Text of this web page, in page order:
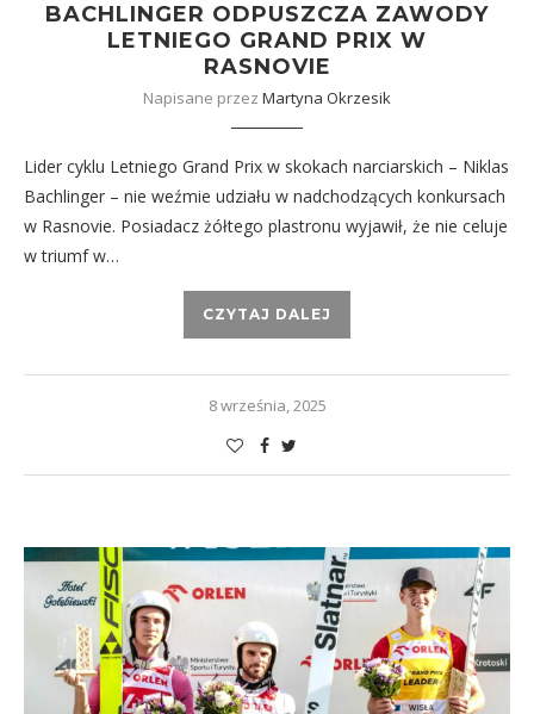
BACHLINGER ODPUSZCZA ZAWODY
LETNIEGO GRAND PRIX W
RASNOVIE
Napisane przez Martyna Okrzesik
Lider cyklu Letniego Grand Prix w skokach narciarskich – Niklas
Bachlinger – nie weźmie udziału w nadchodzących konkursach
w Rasnovie. Posiadacz żółtego plastronu wyjawił, że nie celuje
w triumf w…
CZYTAJ DALEJ
8 września, 2025